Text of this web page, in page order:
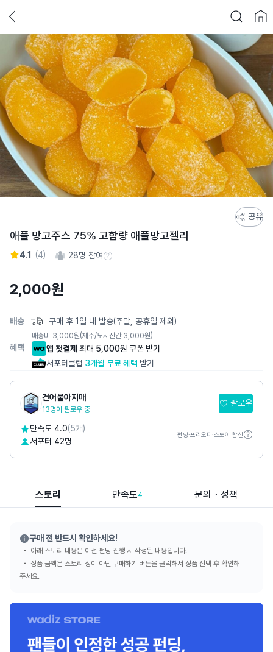
토
어
스
리
세
이
공유
애플 망고주스 75% 고함량 애플망고젤리
4.1 (4) 28명 참여참여 수 정보
2,000원
배송 구매 후 1일 내 발송(주말, 공휴일 제외)
배송비 3,000원(제주/도서산간 3,000원)
혜택 앱 첫결제 최대 5,000원 쿠폰 받기
서포터클럽 3개월 무료 혜택 받기
건어물아지매
13명이 팔로우 중
팔로우
만족도 4.0(5개)
서포터 42명
펀딩·프리오더·스토어 합산
스토리 만족도4 문의・정책
구매 전 반드시 확인하세요!
아래 스토리 내용은 이전 펀딩 진행 시 작성된 내용입니다.
상품 금액은 스토리 상이 아닌 구매하기 버튼을 클릭해서 상품 선택 후 확인해
주세요.